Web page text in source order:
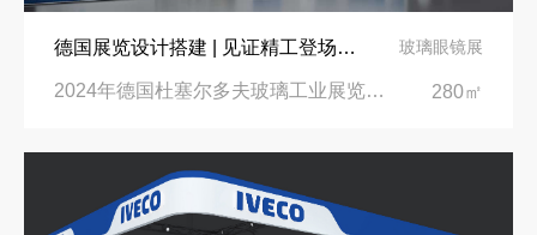
德国展览设计搭建 | 见证精工登场玻璃工业展览会 Glasstec 2024 玻璃眼镜展
2024年德国杜塞尔多夫玻璃工业展览会Glasstec|德国杜塞尔多夫会展中心 280㎡